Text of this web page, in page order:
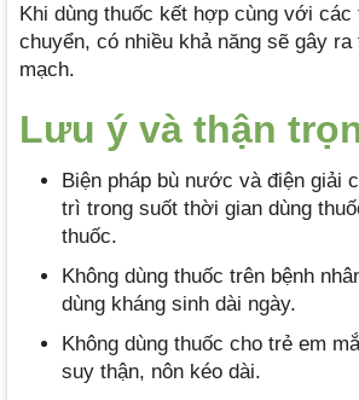
Khi dùng thuốc kết hợp cùng với
chuyển, có nhiều khả năng sẽ gây ra
mạch.
Lưu ý và thận
Biện pháp bù nước và điện giải
trì trong suốt thời gian dùng
thuốc.
Không dùng thuốc trên bệnh
dùng kháng sinh dài ngày.
Không dùng thuốc cho trẻ em
suy thận, nôn kéo dài.